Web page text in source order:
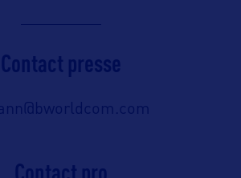
Contact presse
Contact pro